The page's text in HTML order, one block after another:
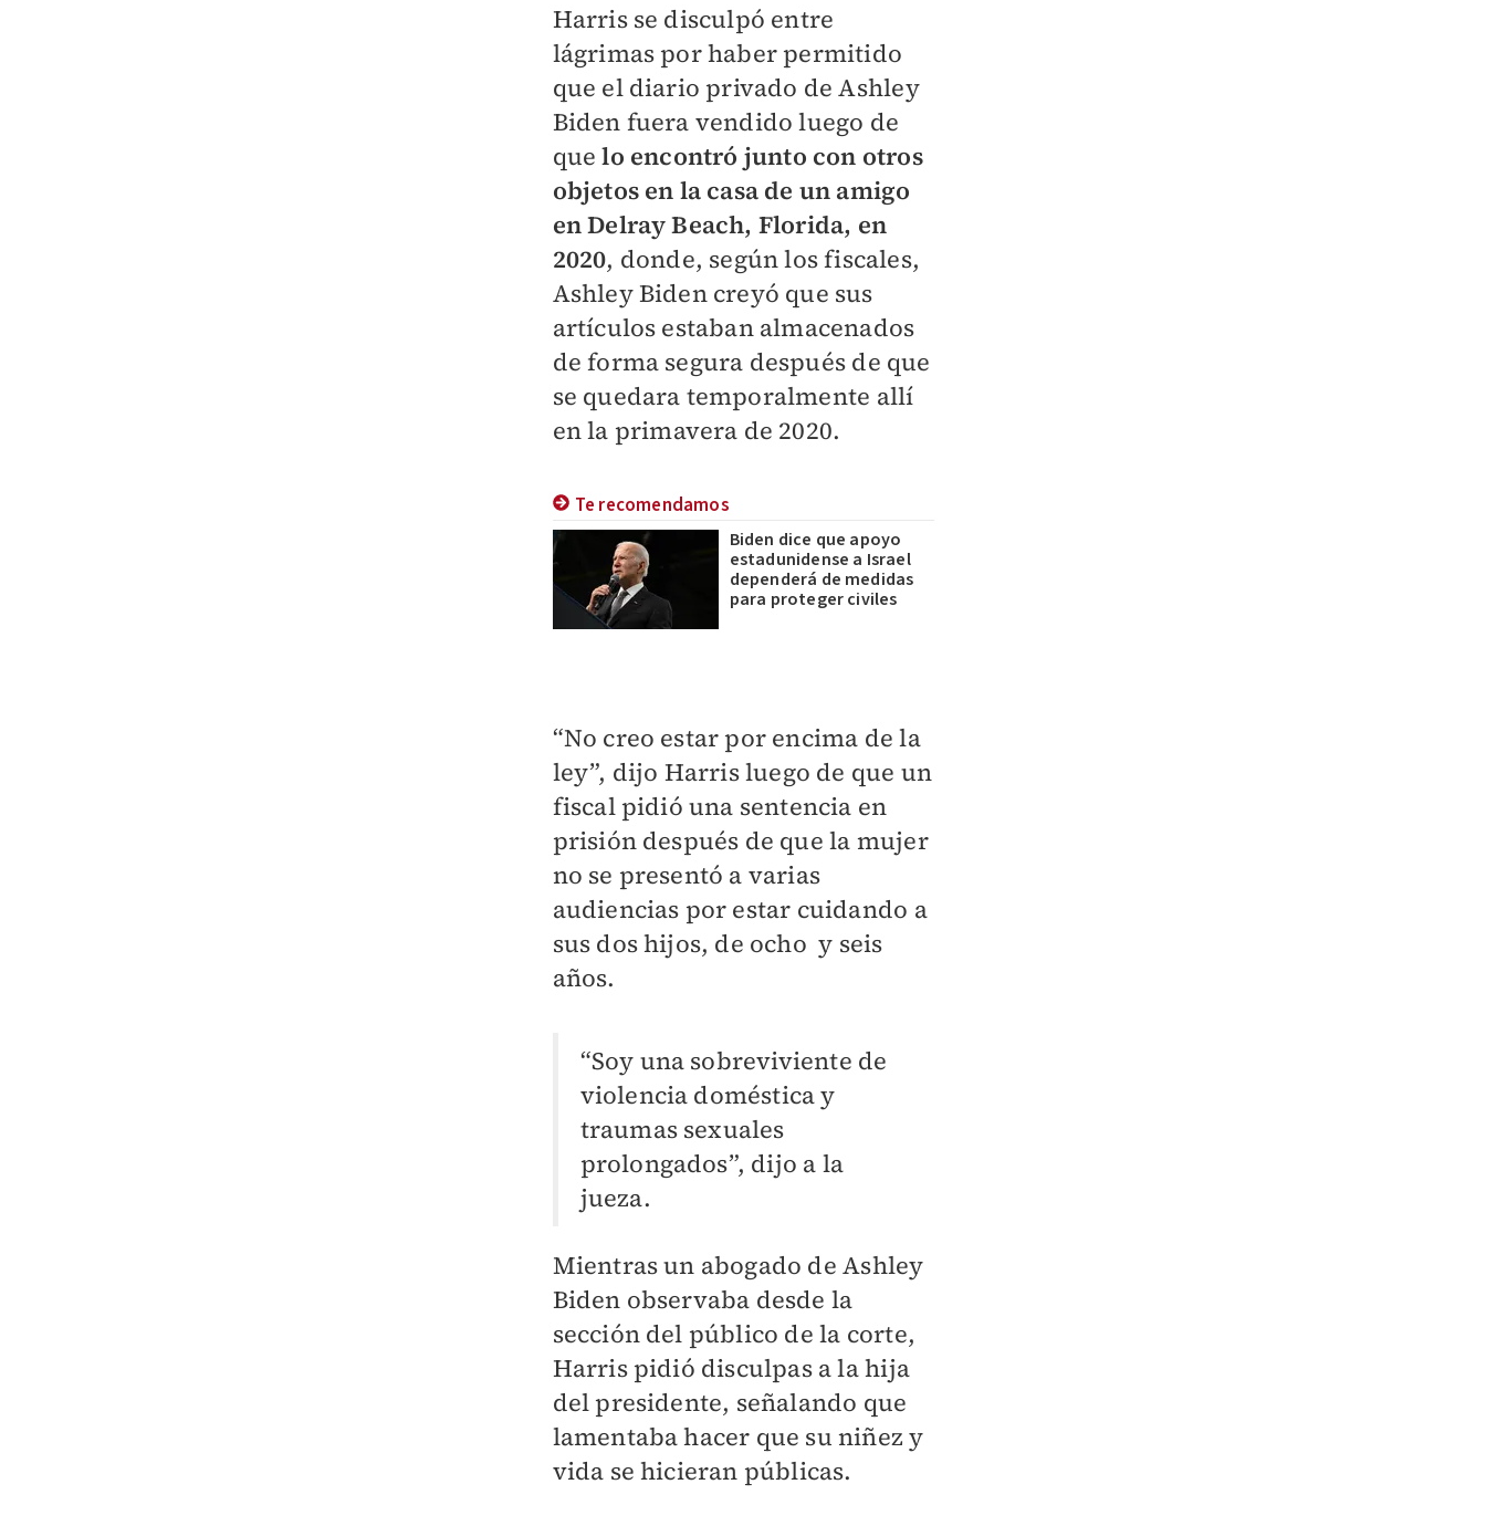
Harris se disculpó entre
lágrimas por haber permitido
que el diario privado de Ashley
Biden fuera vendido luego de
quelo encontró junto con otros
objetos en la casa de un amigo
en Delray Beach, Florida, en
2020, donde, según los fiscales,
Ashley Biden creyó que sus
artículos estaban almacenados
de forma segura después de que
se quedara temporalmente allí
en la primavera de 2020.
Te recomendamos
Biden dice que apoyo
estadunidense a Israel
dependerá de medidas
para proteger civiles
“No creo estar por encima de la
ley”, dijo Harris luego de que un
fiscal pidió una sentencia en
prisión después de que la mujer
no se presentó a varias
audiencias por estar cuidando a
sus dos hijos, de ocho y seis
años.
“Soy una sobreviviente de
violencia doméstica y
traumas sexuales
prolongados”, dijo a la
jueza.
Mientras un abogado de Ashley
Biden observaba desde la
sección del público de la corte,
Harris pidió disculpas a la hija
del presidente, señalando que
lamentaba hacer que su niñez y
vida se hicieran públicas.